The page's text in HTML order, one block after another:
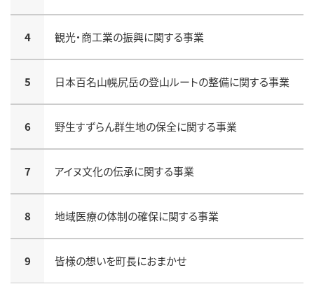
4 観光・商工業の振興に関する事業
5 日本百名山幌尻岳の登山ルートの整備に関する事業
6 野生すずらん群生地の保全に関する事業
7 アイヌ文化の伝承に関する事業
8 地域医療の体制の確保に関する事業
9 皆様の想いを町長におまかせ